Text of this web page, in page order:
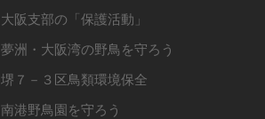
大阪支部の「保護活動」
夢洲・大阪湾の野鳥を守ろう
堺７－３区鳥類環境保全
南港野鳥園を守ろう